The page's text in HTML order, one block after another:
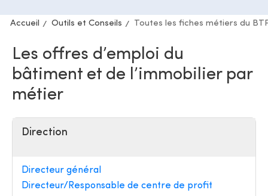
Accueil Outils et Conseils Toutes les fiches métiers du
Les offres d’emploi du
bâtiment et de l’immobilier par
métier
Direction
Directeur général
Directeur/Responsable de centre de profit